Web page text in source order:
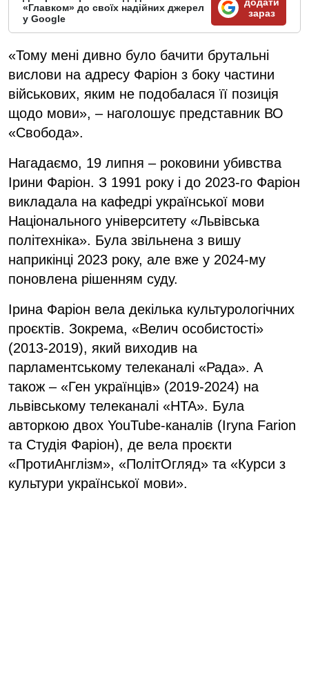
«Главком» до своїх надійних джерел
у Google
зараз
«Тому мені дивно було бачити брутальні
вислови на адресу Фаріон з боку частини
військових, яким не подобалася її позиція
щодо мови», – наголошує представник ВО
«Свобода».
Нагадаємо, 19 липня – роковини убивства
Ірини Фаріон. З 1991 року і до 2023-го Фаріон
викладала на кафедрі української мови
Національного університету «Львівська
політехніка». Була звільнена з вишу
наприкінці 2023 року, але вже у 2024-му
поновлена рішенням суду.
Ірина Фаріон вела декілька культурологічних
проєктів. Зокрема, «Велич особистості»
(2013-2019), який виходив на
парламентському телеканалі «Рада». А
також – «Ген українців» (2019-2024) на
львівському телеканалі «НТА». Була
авторкою двох YouTube-каналів (Iryna Farion
та Студія Фаріон), де вела проєкти
«ПротиАнглізм», «ПолітОгляд» та «Курси з
культури української мови».